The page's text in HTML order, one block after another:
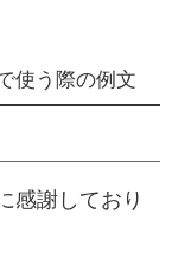
使う際の例文
感謝しており